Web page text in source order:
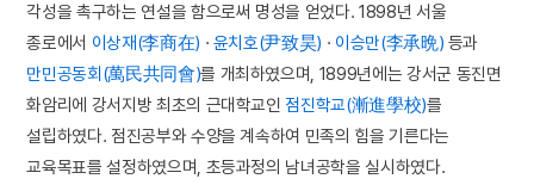
각성을 촉구하는 연설을 함으로써 명성을 얻었다. 1898년 서울
종로에서 이상재(李商在) · 윤치호(尹致昊) · 이승만(李承晩) 등과
만민공동회(萬民共同會)를 개최하였으며, 1899년에는 강서군 동진면
화암리에 강서지방 최초의 근대학교인 점진학교(漸進學校)를
설립하였다. 점진공부와 수양을 계속하여 민족의 힘을 기른다는
교육목표를 설정하였으며, 초등과정의 남녀공학을 실시하였다.